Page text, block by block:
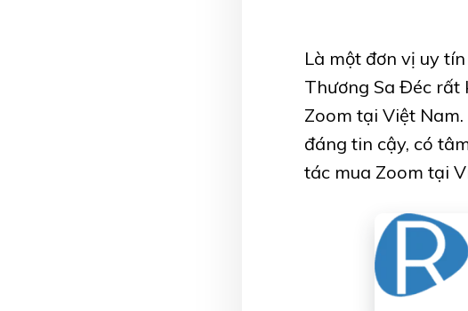
Là một đơn vị uy
Thương Sa Đéc rất
Zoom tại Việt
đáng tin cậy, có
tác mua Zoom tại